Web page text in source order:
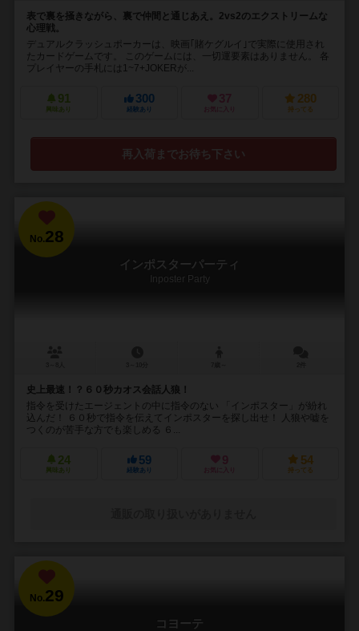
表で裏を掻きながら、裏で仲間と通じあえ。2vs2のエクストリームな
心理戦。
デュアルクラッシュポーカーは、映画｢賭ケグルイ｣で実際に使用され
たカードゲームです。 このゲームには、一切運要素はありません。 各
プレイヤーの手札には1~7+JOKERが...
91
興味あり
300
経験あり
37
お気に入り
280
持ってる
再入荷までお待ち下さい
No.28
インポスターパーティ
Inposter Party
史上最速！？６０秒カオス会話人狼！
指令を受けたエージェントの中に指令のない 「インポスター」が紛れ
込んだ！ ６０秒で指令を伝えてインポスターを探し出せ！ 人狼や嘘を
つくのが苦手な方でも楽しめる ６...
24
興味あり
59
経験あり
9
お気に入り
54
持ってる
No.29
コヨーテ